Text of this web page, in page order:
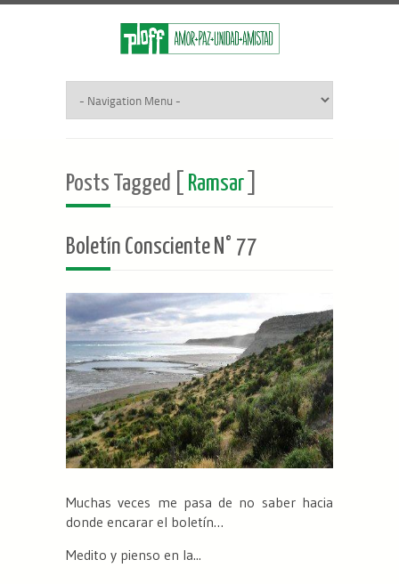
Posts Tagged [ Ramsar
Boletín Consciente N° 77
Muchas veces me pasa de no saber hacia
donde encarar el boletín…
Medito y pienso en la...